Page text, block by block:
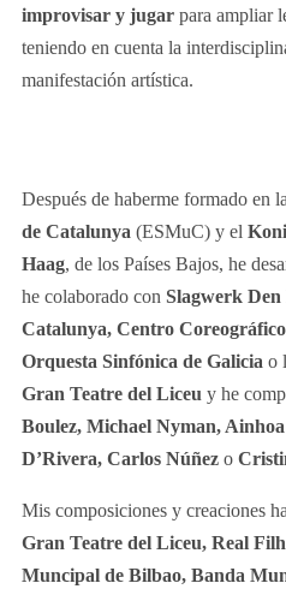
improvisar y jugar para ampliar
teniendo en cuenta la
manifestación artística.
Después de haberme formado en la
de Catalunya (ESMuC) y el
Haag, de los Países Bajos, he
he colaborado con Slagwerk Den
Catalunya, Centro
Orquesta Sinfónica de Galicia o
Gran Teatre del Liceu y he
Boulez, Michael Nyman,
D’Rivera, Carlos Núñez o
Mis composiciones y creaciones
Gran Teatre del Liceu, Real
Muncipal de Bilbao, Banda